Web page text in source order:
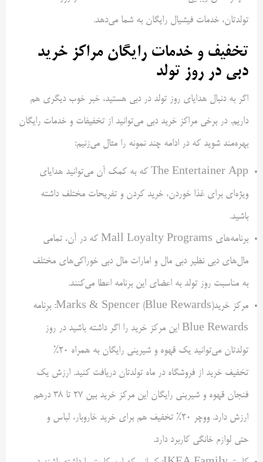
تولدتان، خدمات فیشیال رایگان به شما می‌دهد.
تخفیف و خدمات رایگان مراکز خرید
دبی در روز تولد
اگر به دنبال هدایای روز تولد در دبی هستید، خبر خوب دیگری هم
داریم. در برخی مراکز خرید دبی می‌توانید از تخفیفات و خدمات رایگان
بهره‌مند شوید که در ادامه چند نمونه را مثال می‌زنیم:
The Entertainer App که به کمک آن می‌توانید هدایای
ویژه‌ای برای غذا خوردن، خرید کردن و تفریحات مختلف داشته
باشید.
برنامه‌های Mall Loyalty Programs که در آن، تمامی
مال‌های دبی نظیر دبی مال و امارات مال دبی خوراکی‌های مختلف
به مناسبت روز تولد به اعضای این برنامه اعطا می‌کنند.
مرکز خریدMarks & Spencer (Blue Rewards): برنامه
Blue Rewards این مرکز خرید را اگر داشته باشید در روز
تولدتان می‌توانید یک قهوه و شیرینی رایگان به همراه ۲۰%
تخفیف خرید از فروشگاه در ماه تولدتان دریافت کنید. ارزش یک
فنجان قهوه و شیرینی رایگان این مرکز خرید بین ۲۷ تا ۳۸ درهم
ارزش دارد. ووچر ۲۰% تخفیف هم برای خرید خاروبار، لباس و
حتی لوازم خانگی کاربرد دارد.